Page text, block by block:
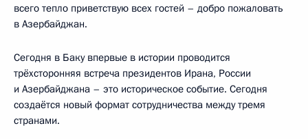
всего тепло приветствую всех гостей – добро пожаловать
в Азербайджан.
Сегодня в Баку впервые в истории проводится
трёхсторонняя встреча президентов Ирана, России
и Азербайджана – это историческое событие. Сегодня
создаётся новый формат сотрудничества между тремя
странами.